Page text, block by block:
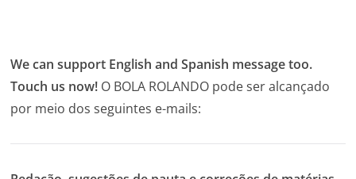
We can support English and Spanish message too.
Touch us now! O BOLA ROLANDO pode ser alcançado
por meio dos seguintes e-mails: